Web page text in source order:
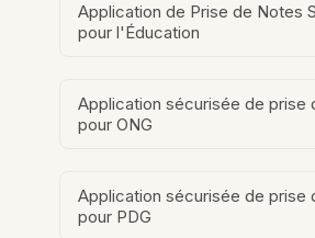
Application de Prise de Notes
pour l'Éducation
Application sécurisée de prise
pour ONG
Application sécurisée de prise
pour PDG